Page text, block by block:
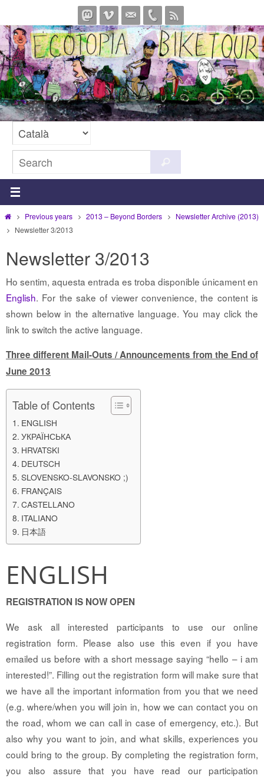
to
content
for:
HomePrevious years 2013 – Beyond Borders
Newsletter Archive (2013)
Newsletter 3/2013
Newsletter 3/2013
Ho sentim, aquesta entrada es troba disponible únicament en
English. For the sake of viewer convenience, the content is
shown below in the alternative language. You may click the
link to switch the active language.
Three different Mail-Outs / Announcements from the End of
June 2013
Table of Contents
ENGLISH
УКРАЇНСЬКА
HRVATSKI
DEUTSCH
SLOVENSKO-SLAVONSKO ;)
FRANÇAIS
CASTELLANO
ITALIANO
日本語
ENGLISH
REGISTRATION IS NOW OPEN
We ask all interested participants to use our online
registration form. Please also use this even if you have
emailed us before with a short message saying “hello – i am
interested!”. Filling out the registration form will make sure that
we have all the important information from you that we need
(e.g. where/when you will join in, how we can contact you on
the road, whom we can call in case of emergency, etc.). But
also why you want to join, and what skills, experiences you
could bring to the group. By completing the registration form,
you also assure that you have read our participation